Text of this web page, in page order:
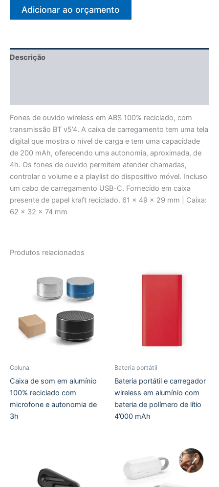
Adicionar ao orçamento
Descrição
Fones de ouvido wireless em ABS 100% reciclado, com
transmissão BT v5’4. A caixa de carregamento tem uma tela
digital que mostra o nível de carga e tem uma capacidade
de 200 mAh, oferecendo uma autonomia, aproximada, de
4h. Os fones de ouvido permitem atender chamadas,
controlar o volume e a playlist do dispositivo móvel. Incluso
um cabo de carregamento USB-C. Fornecido em caixa
presente de papel kraft reciclado. 61 x 49 x 29 mm | Caixa:
62 x 32 x 74 mm
Produtos relacionados
Coluna
Caixa de som em alumínio
100% reciclado com
microfone e autonomia de
3h
Bateria portátil
Bateria portátil e carregador
wireless em alumínio com
bateria de polímero de lítio
4’000 mAh